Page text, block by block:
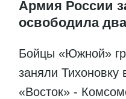
Армия России
освободила
Бойцы «Южной»
заняли Тихоновку
«Восток» -